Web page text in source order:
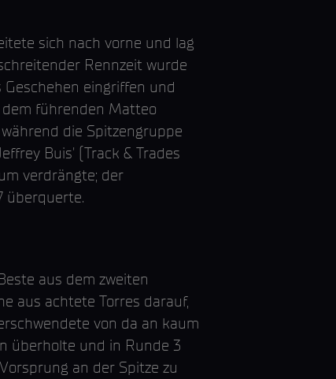
sich nach vorne und lag
Rennzeit wurde
eingriffen und
führenden Matteo
die Spitzengruppe
Buis' (Track & Trades
verdrängte; der
überquerte.
aus dem zweiten
aus achtete Torres darauf,
von da an kaum
überholte und in Runde 3
an der Spitze zu